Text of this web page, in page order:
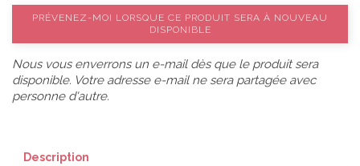
PRÉVENEZ-MOI LORSQUE CE PRODUIT SERA À NOUVEAU
DISPONIBLE
Nous vous enverrons un e-mail dès que le produit sera
disponible. Votre adresse e-mail ne sera partagée avec
personne d'autre.
Description